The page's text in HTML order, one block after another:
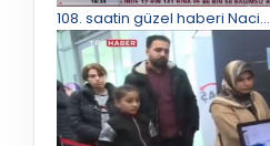
108. saatin güzel haberi Naci…